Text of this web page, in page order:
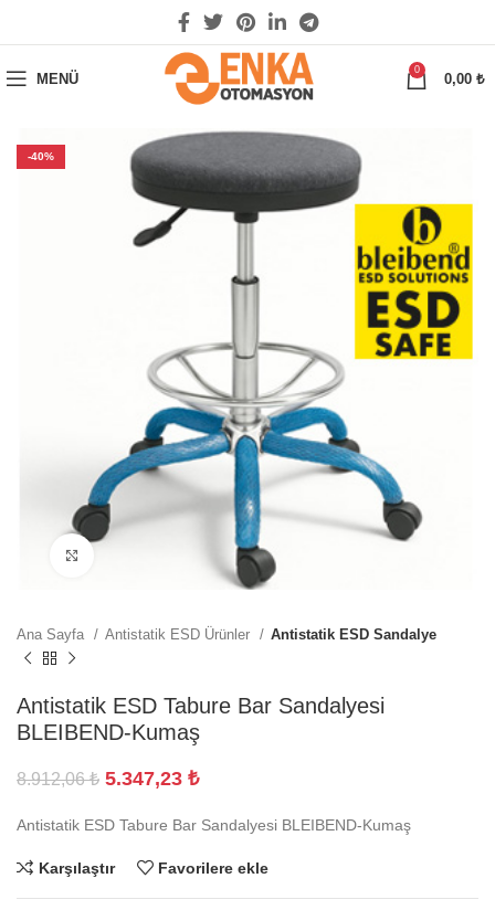
MENÜ
0
0,00 ₺
-40%
Büyütmek için tıklayın
Ana Sayfa Antistatik ESD Ürünler Antistatik ESD Sandalye
Antistatik ESD Tabure Bar Sandalyesi
BLEIBEND-Kumaş
8.912,06₺ 5.347,23 ₺
Antistatik ESD Tabure Bar Sandalyesi BLEIBEND-Kumaş
Karşılaştır Favorilere ekle